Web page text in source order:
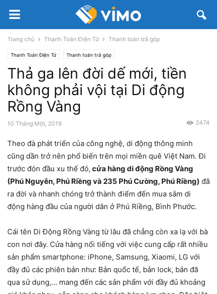
Trang chủ Thanh Toán Điện Tử Thanh toán trả góp
Thanh Toán Điện Tử Thanh toán trả góp
Thả ga lên đời dế mới, tiền
không phải vội tại Di động
Rồng Vàng
10 Tháng Một, 2019 2474
Theo đà phát triển của công nghệ, di động thông minh
cũng dần trở nên phổ biến trên mọi miền quê Việt Nam. Đi
trước đón đầu xu thế đó, cửa hàng di động Rồng Vàng
(Phú Nguyên, Phú Riềng và 235 Phú Cường, Phú Riềng) đã
ra đời và nhanh chóng trở thành điểm đến mua sắm di
động hàng đầu của người dân ở Phú Riềng, Bình Phước.
Cái tên Di Động Rồng Vàng từ lâu đã chẳng còn xa lạ với bà
con nơi đây. Cửa hàng nổi tiếng với việc cung cấp rất nhiều
sản phẩm smartphone: iPhone, Samsung, Xiaomi, LG với
đầy đủ các phiên bản như: Bản quốc tế, bản lock, bản đã
qua sử dụng,… mang đến các sản phẩm với đầy đủ khoảng